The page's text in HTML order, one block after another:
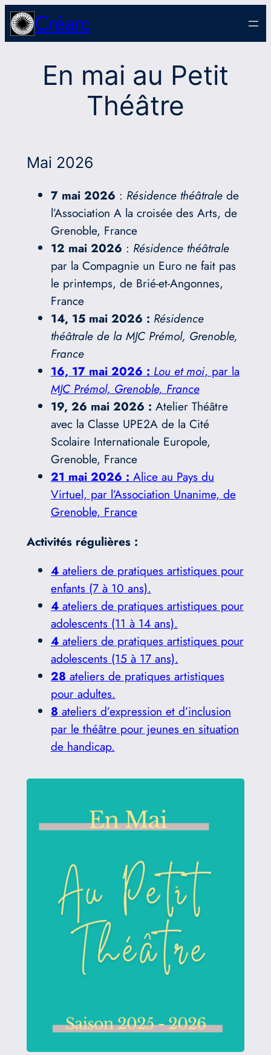
Aller
au
Créarc
En mai au Petit
Théâtre
Mai 2026
7 mai 2026 : Résidence théâtralede
l’Association A la croisée des Arts, de
Grenoble, France
12 mai 2026 : Résidence théâtrale
par la Compagnie un Euro ne fait pas
le printemps, de Brié-et-Angonnes,
France
14, 15 mai 2026 : Résidence
théâtrale de la MJC Prémol, Grenoble,
France
16, 17 mai 2026 : Lou et moi, par la
MJC Prémol, Grenoble, France
19, 26 mai 2026 : Atelier Théâtre
avec la Classe UPE2A de la Cité
Scolaire Internationale Europole,
Grenoble, France
21 mai 2026 : Alice au Pays du
Virtuel, par l’Association Unanime, de
Grenoble, France
Activités régulières :
4ateliers de pratiques artistiques pour
enfants (7 à 10 ans).
4ateliers de pratiques artistiques pour
adolescents (11 à 14 ans).
4ateliers de pratiques artistiques pour
adolescents (15 à 17 ans).
28 ateliers de pratiques artistiques
pour adultes.
8 ateliers d’expression et d’inclusion
par le théâtre pour jeunes en situation
de handicap.